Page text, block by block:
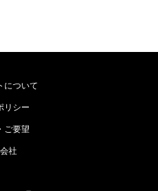
について
リシー
ご要望
社